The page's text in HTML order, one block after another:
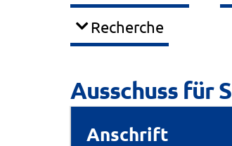
Recherche
Ausschuss für
Anschrift